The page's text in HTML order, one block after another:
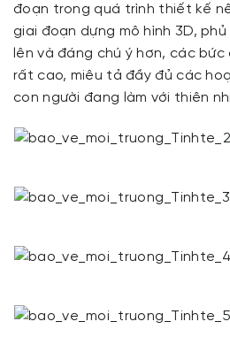
đoạn trong quá trình thiết kế
giai đoạn dựng mô hình 3D,
lên và đáng chú ý hơn, các
rất cao, miêu tả đầy đủ các
con người đang làm với thiên